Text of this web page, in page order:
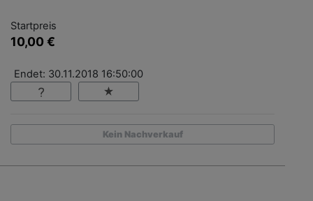
Startpreis
10,00 €
Endet: 30.11.2018 16:50:00
Kein Nachverkauf